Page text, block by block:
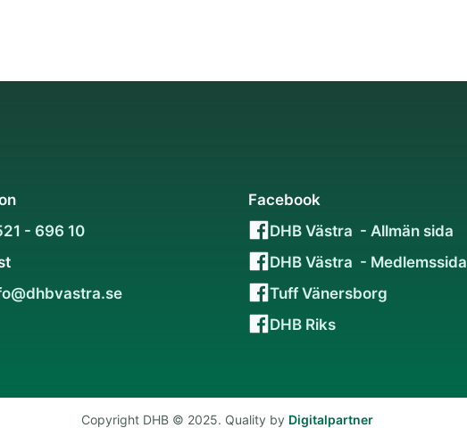
- 696 10
Facebook
DHB Västra - Allmän sida
DHB Västra - Medlemssida
Tuff Vänersborg
DHB Riks
Copyright DHB © 2025. Quality by Digitalpartner